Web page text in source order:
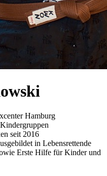
Hamburg
seit 2016
in Lebensrettende
Erste Hilfe für Kinder und